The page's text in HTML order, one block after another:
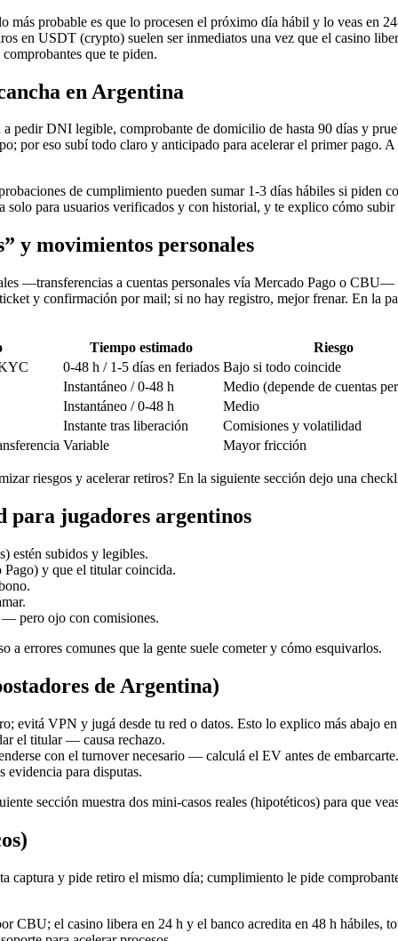
probable es que lo procesen el próximo día hábil y lo veas en
en USDT (crypto) suelen ser inmediatos una vez que el casino
que te piden.
en Argentina
pedir DNI legible, comprobante de domicilio de hasta 90 días y
por eso subí todo claro y anticipado para acelerar el primer pago.
de cumplimiento pueden sumar 1-3 días hábiles si piden
solo para usuarios verificados y con historial, y te explico cómo
y movimientos personales
—transferencias a cuentas personales vía Mercado Pago o
y confirmación por mail; si no hay registro, mejor frenar. En la
Tiempo estimado
Riesgo
0-48 h / 1-5 días en feriados Bajo si todo coincide
Instantáneo / 0-48 h
Medio (depende de cuentas
Instantáneo / 0-48 h
Medio
Instante tras liberación
Comisiones y volatilidad
Variable Mayor fricción
riesgos y acelerar retiros? En la siguiente sección dejo una
jugadores argentinos
estén subidos y legibles.
y que el titular coincida.
pero ojo con comisiones.
a errores comunes que la gente suele cometer y cómo esquivarlos.
de Argentina)
evitá VPN y jugá desde tu red o datos. Esto lo explico más abajo
el titular — causa rechazo.
con el turnover necesario — calculá el EV antes de embarcarte.
para disputas.
sección muestra dos mini-casos reales (hipotéticos) para que
y pide retiro el mismo día; cumplimiento le pide
CBU; el casino libera en 24 h y el banco acredita en 48 h hábiles,